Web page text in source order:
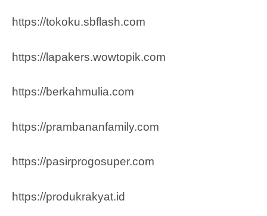
https://tokoku.sbflash.com
https://lapakers.wowtopik.com
https://berkahmulia.com
https://prambananfamily.com
https://pasirprogosuper.com
https://produkrakyat.id